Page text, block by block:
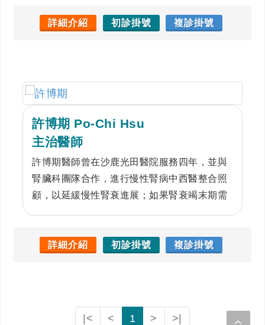
房疾患與其他經、帶、胎、產問題的治療與調
詳細介紹 初診掛號 複診掛號
許博期 Po-Chi Hsu
主治醫師
許博期醫師曾在沙鹿光田醫院服務四年，並與
腎臟科團隊合作，進行慢性腎病中西醫整合照
顧，以延緩慢性腎衰進展；如果腎衰竭末期需
謝科合作，輔以中醫治療，減少糖尿病的血管
詳細介紹 初診掛號 複診掛號
|< < 1 > >|